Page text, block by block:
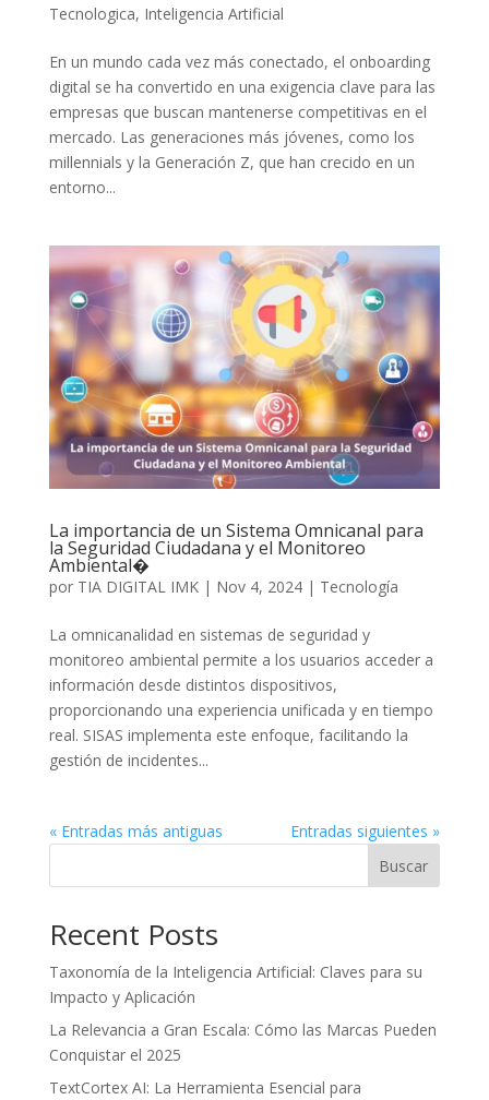
Tecnologica, Inteligencia Artificial
En un mundo cada vez más conectado, el onboarding
digital se ha convertido en una exigencia clave para las
empresas que buscan mantenerse competitivas en el
mercado. Las generaciones más jóvenes, como los
millennials y la Generación Z, que han crecido en un
entorno...
La importancia de un Sistema Omnicanal para
la Seguridad Ciudadana y el Monitoreo
Ambiental�
por TIA DIGITAL IMK| Nov 4, 2024| Tecnología
La omnicanalidad en sistemas de seguridad y
monitoreo ambiental permite a los usuarios acceder a
información desde distintos dispositivos,
proporcionando una experiencia unificada y en tiempo
real. SISAS implementa este enfoque, facilitando la
gestión de incidentes...
« Entradas más antiguas
Entradas siguientes »
Buscar
Recent Posts
Taxonomía de la Inteligencia Artificial: Claves para su
Impacto y Aplicación
La Relevancia a Gran Escala: Cómo las Marcas Pueden
Conquistar el 2025
TextCortex AI: La Herramienta Esencial para